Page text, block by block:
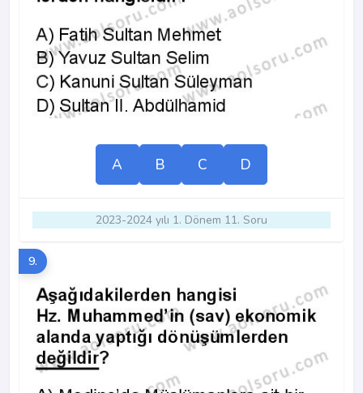
A B C D
2023-2024 yılı 1. Dönem 11. Soru
9.